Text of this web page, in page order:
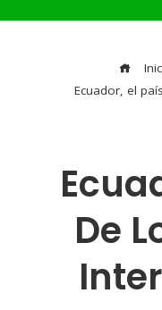
Ecuador, el
De